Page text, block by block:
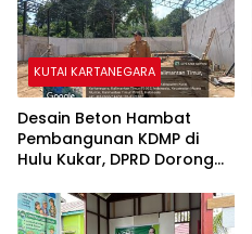
KUTAI KARTANEGARA
Desain Beton Hambat
Pembangunan KDMP di
Hulu Kukar, DPRD Dorong